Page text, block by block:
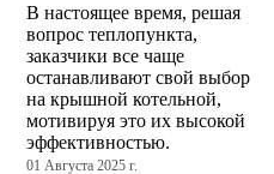
В настоящее время, решая
вопрос теплопункта,
заказчики все чаще
останавливают свой выбор
на крышной котельной,
мотивируя это их высокой
эффективностью.
01 Августа 2025 г.